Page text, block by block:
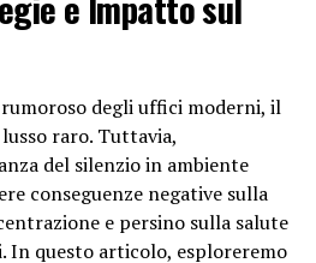
culturale nella fondazione
orgogliosi della loro civiltà e
la loro cultura in nuove regioni.
centri di diffusione della
religiose, delle leggi e della
si creavano legami culturali
l’identità greca in
degli uffici moderni, il
raro. Tuttavia,
del silenzio in ambiente
conseguenze negative sulla
e persino sulla salute
In questo articolo, esploreremo